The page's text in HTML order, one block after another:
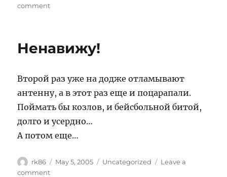
commenton
Ненавижу!
Второй раз уже на додже отламывают
антенну, а в этот раз еще и поцарапали.
Поймать бы козлов, и бейсбольной битой,
долго и усердно…
А потом еще…
Author
rk86
Posted
May 5, 2005 Categories
Uncategorized
Leave a
commenton